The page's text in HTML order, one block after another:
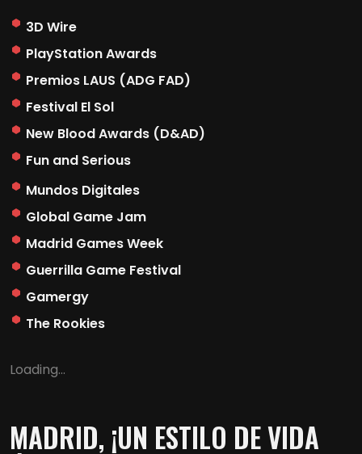
3D Wire
PlayStation Awards
Premios LAUS (ADG FAD)
Festival El Sol
New Blood Awards (D&AD)
Fun and Serious
Mundos Digitales
Global Game Jam
Madrid Games Week
Guerrilla Game Festival
Gamergy
The Rookies
Loading...
MADRID, ¡UN ESTILO DE VIDA